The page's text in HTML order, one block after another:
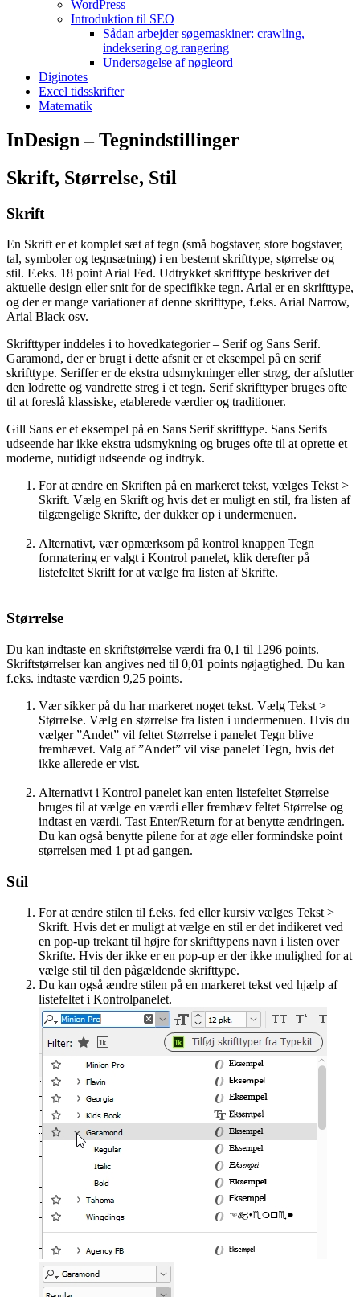
WordPress
Introduktion til SEO
Sådan arbejder søgemaskiner: crawling,
indeksering og rangering
Undersøgelse af nøgleord
Diginotes
Excel tidsskrifter
Matematik
InDesign – Tegnindstillinger
Skrift, Størrelse, Stil
Skrift
En Skrift er et komplet sæt af tegn (små bogstaver, store bogstaver,
tal, symboler og tegnsætning) i en bestemt skrifttype, størrelse og
stil. F.eks. 18 point Arial Fed. Udtrykket skrifttype beskriver det
aktuelle design eller snit for de specifikke tegn. Arial er en skrifttype,
og der er mange variationer af denne skrifttype, f.eks. Arial Narrow,
Arial Black osv.
Skrifttyper inddeles i to hovedkategorier – Serif og Sans Serif.
Garamond, der er brugt i dette afsnit er et eksempel på en serif
skrifttype. Seriffer er de ekstra udsmykninger eller strøg, der afslutter
den lodrette og vandrette streg i et tegn. Serif skrifttyper bruges ofte
til at foreslå klassiske, etablerede værdier og traditioner.
Gill Sans er et eksempel på en Sans Serif skrifttype. Sans Serifs
udseende har ikke ekstra udsmykning og bruges ofte til at oprette et
moderne, nutidigt udseende og indtryk.
For at ændre en Skriften på en markeret tekst, vælges Tekst >
Skrift. Vælg en Skrift og hvis det er muligt en stil, fra listen af
tilgængelige Skrifte, der dukker op i undermenuen.
Alternativt, vær opmærksom på kontrol knappen Tegn
formatering er valgt i Kontrol panelet, klik derefter på
listefeltet Skrift for at vælge fra listen af Skrifte.
Størrelse
Du kan indtaste en skriftstørrelse værdi fra 0,1 til 1296 points.
Skriftstørrelser kan angives ned til 0,01 points nøjagtighed. Du kan
f.eks. indtaste værdien 9,25 points.
Vær sikker på du har markeret noget tekst. Vælg Tekst >
Størrelse. Vælg en størrelse fra listen i undermenuen. Hvis du
vælger ”Andet” vil feltet Størrelse i panelet Tegn blive
fremhævet. Valg af ”Andet” vil vise panelet Tegn, hvis det
ikke allerede er vist.
Alternativt i Kontrol panelet kan enten listefeltet Størrelse
bruges til at vælge en værdi eller fremhæv feltet Størrelse og
indtast en værdi. Tast Enter/Return for at benytte ændringen.
Du kan også benytte pilene for at øge eller formindske point
størrelsen med 1 pt ad gangen.
Stil
For at ændre stilen til f.eks. fed eller kursiv vælges Tekst >
Skrift. Hvis det er muligt at vælge en stil er det indikeret ved
en pop-up trekant til højre for skrifttypens navn i listen over
Skrifte. Hvis der ikke er en pop-up er der ikke mulighed for at
vælge stil til den pågældende skrifttype.
Du kan også ændre stilen på en markeret tekst ved hjælp af
listefeltet i Kontrolpanelet.